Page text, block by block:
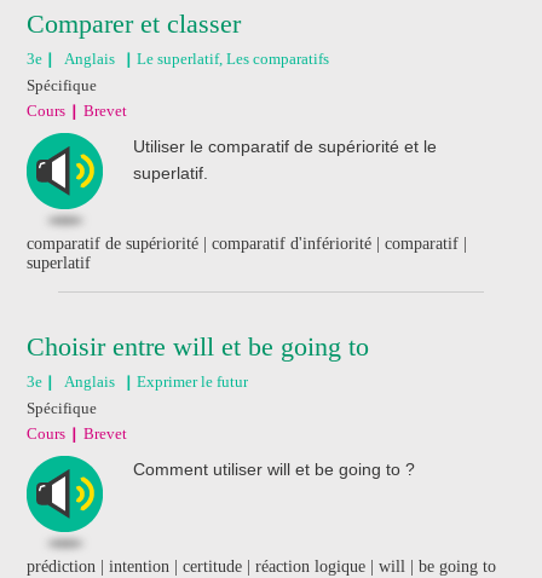
Comparer et classer
3e Anglais
Le superlatif, Les comparatifs
Spécifique
Cours
Brevet
Utiliser le comparatif de supériorité et le
superlatif.
comparatif de supériorité | comparatif d'infériorité | comparatif |
superlatif
Choisir entre will et be going to
3e Anglais
Exprimer le futur
Spécifique
Cours
Brevet
Comment utiliser will et be going to ?
prédiction | intention | certitude | réaction logique | will | be going to